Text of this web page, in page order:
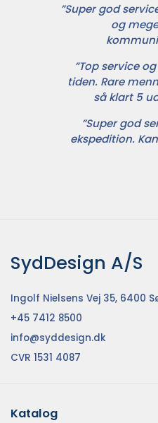
”Super god
og
”Top service
tiden. Rare
så klart 5
”Super god
ekspedition.
SydDesign A/S
Ingolf Nielsens Vej 35, 6400
+45 7412 8500
info@syddesign.dk
CVR 1531 4087
Katalog